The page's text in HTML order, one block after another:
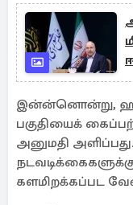
இன்ன்னொன்று,
பகுதியைக்
அனுமதி
களமிறக்கப்பட